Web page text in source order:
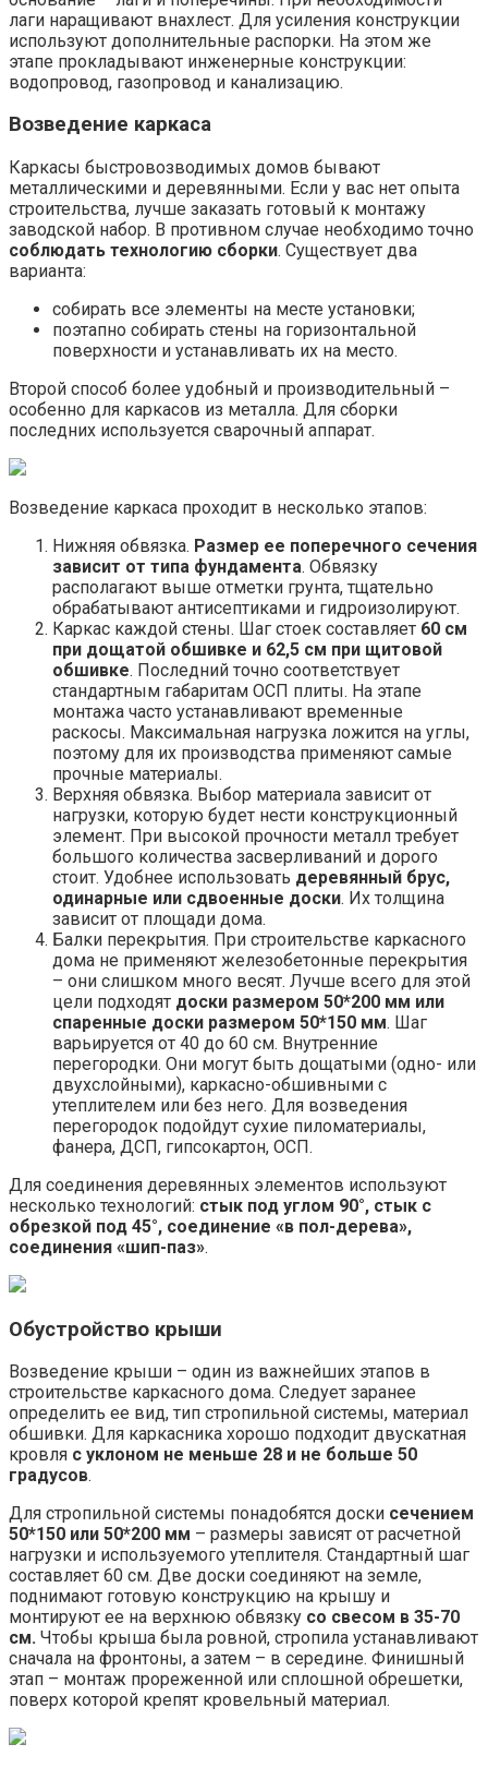
лаги наращивают внахлест. Для усиления конструкции
используют дополнительные распорки. На этом же
этапе прокладывают инженерные конструкции:
водопровод, газопровод и канализацию.
Возведение каркаса
Каркасы быстровозводимых домов бывают
металлическими и деревянными. Если у вас нет опыта
строительства, лучше заказать готовый к монтажу
заводской набор. В противном случае необходимо точно
соблюдать технологию сборки. Существует два
варианта:
собирать все элементы на месте установки;
поэтапно собирать стены на горизонтальной
поверхности и устанавливать их на место.
Второй способ более удобный и производительный –
особенно для каркасов из металла. Для сборки
последних используется сварочный аппарат.
Возведение каркаса проходит в несколько этапов:
Нижняя обвязка. Размер ее поперечного сечения
зависит от типа фундамента. Обвязку
располагают выше отметки грунта, тщательно
обрабатывают антисептиками и гидроизолируют.
Каркас каждой стены. Шаг стоек составляет 60 см
при дощатой обшивке и 62,5 см при щитовой
обшивке. Последний точно соответствует
стандартным габаритам ОСП плиты. На этапе
монтажа часто устанавливают временные
раскосы. Максимальная нагрузка ложится на углы,
поэтому для их производства применяют самые
прочные материалы.
Верхняя обвязка. Выбор материала зависит от
нагрузки, которую будет нести конструкционный
элемент. При высокой прочности металл требует
большого количества засверливаний и дорого
стоит. Удобнее использовать деревянный брус,
одинарные или сдвоенные доски. Их толщина
зависит от площади дома.
Балки перекрытия. При строительстве каркасного
дома не применяют железобетонные перекрытия
– они слишком много весят. Лучше всего для этой
цели подходят доски размером 50*200 мм или
спаренные доски размером 50*150 мм. Шаг
варьируется от 40 до 60 см. Внутренние
перегородки. Они могут быть дощатыми (одно- или
двухслойными), каркасно-обшивными с
утеплителем или без него. Для возведения
перегородок подойдут сухие пиломатериалы,
фанера, ДСП, гипсокартон, ОСП.
Для соединения деревянных элементов используют
несколько технологий: стык под углом 90°, стык с
обрезкой под 45°, соединение «в пол-дерева»,
соединения «шип-паз».
Обустройство крыши
Возведение крыши – один из важнейших этапов в
строительстве каркасного дома. Следует заранее
определить ее вид, тип стропильной системы, материал
обшивки. Для каркасника хорошо подходит двускатная
кровля с уклоном не меньше 28 и не больше 50
градусов.
Для стропильной системы понадобятся доски сечением
50*150 или 50*200 мм – размеры зависят от расчетной
нагрузки и используемого утеплителя. Стандартный шаг
составляет 60 см. Две доски соединяют на земле,
поднимают готовую конструкцию на крышу и
монтируют ее на верхнюю обвязку со свесом в 35-70
см. Чтобы крыша была ровной, стропила устанавливают
сначала на фронтоны, а затем – в середине. Финишный
этап – монтаж прореженной или сплошной обрешетки,
поверх которой крепят кровельный материал.